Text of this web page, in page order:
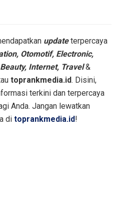
updateterpercaya
Otomotif, Electronic,
Internet, Travel&
toprankmedia.id. Disini,
terkini dan terpercaya
Anda. Jangan lewatkan
di toprankmedia.id!